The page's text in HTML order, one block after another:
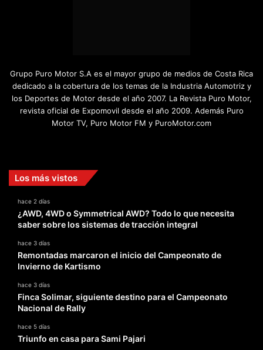
Grupo Puro Motor S.A es el mayor grupo de medios de Costa Rica
dedicado a la cobertura de los temas de la Industria Automotriz y
los Deportes de Motor desde el año 2007. La Revista Puro Motor,
revista oficial de Expomovil desde el año 2009. Además Puro
Motor TV, Puro Motor FM y PuroMotor.com
Los más vistos
hace 2 días
¿AWD, 4WD o Symmetrical AWD? Todo lo que necesita
saber sobre los sistemas de tracción integral
hace 3 días
Remontadas marcaron el inicio del Campeonato de
Invierno de Kartismo
hace 3 días
Finca Solimar, siguiente destino para el Campeonato
Nacional de Rally
hace 5 días
Triunfo en casa para Sami Pajari